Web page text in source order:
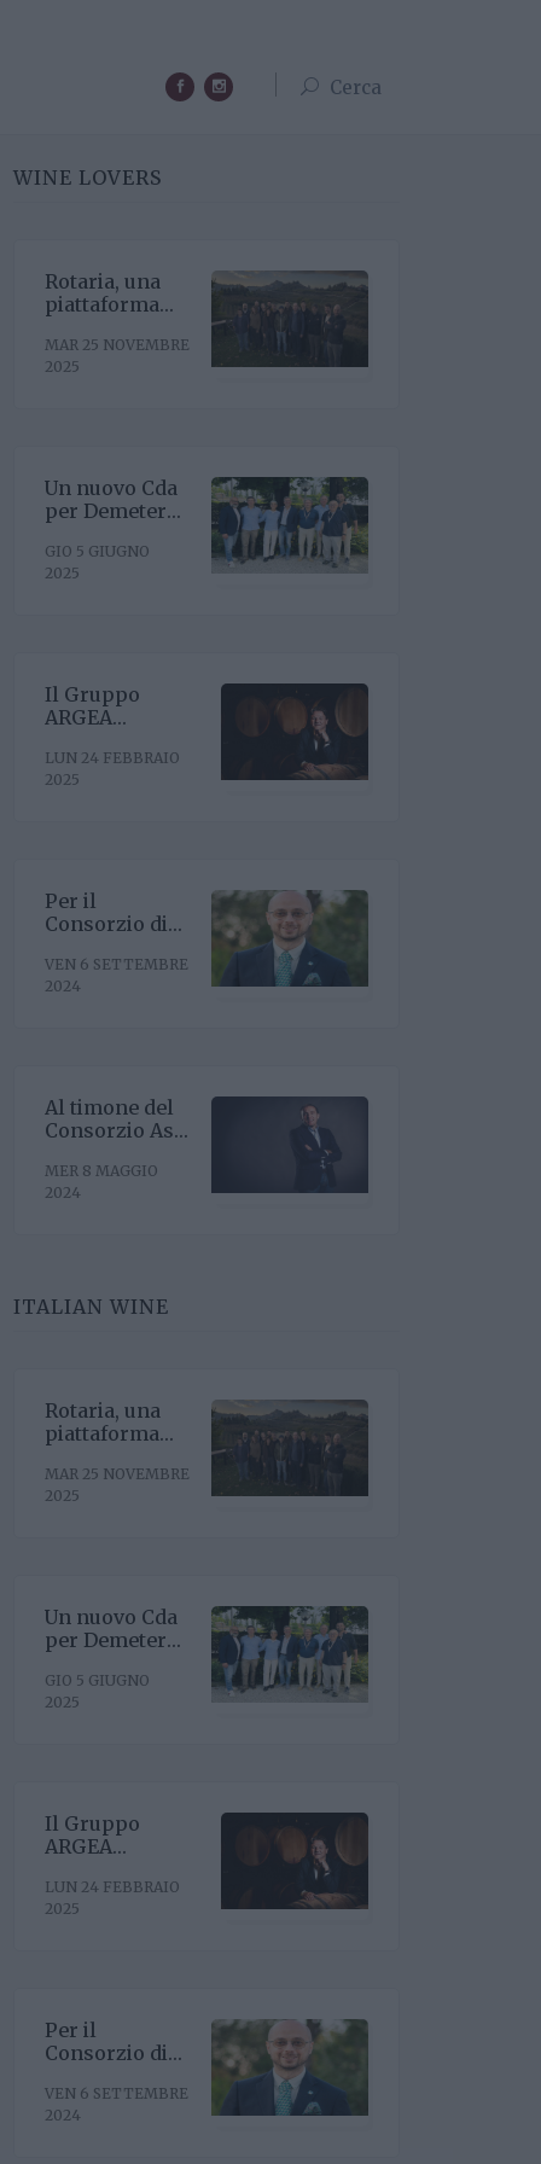
Cerca
WINE LOVERS
Rotaria, una
piattaforma
nel cuore del
Roero
MAR 25 NOVEMBRE
2025
Un nuovo Cda
per Demeter
riconferma del
presidente
GIO 5 GIUGNO
2025
Il Gruppo
ARGEA
WinesU con
l'obiettivo di
LUN 24 FEBBRAIO
2025
Per il
Consorzio di
Oltrepò Pavese
arriva il nuovo
VEN 6 SETTEMBRE
2024
Al timone del
Consorzio Asti
Stefano
Ricagno.
mercato,
MER 8 MAGGIO
2024
ITALIAN WINE
Rotaria, una
piattaforma
nel cuore del
Roero
MAR 25 NOVEMBRE
2025
Un nuovo Cda
per Demeter
riconferma del
presidente
GIO 5 GIUGNO
2025
Il Gruppo
ARGEA
WinesU con
l'obiettivo di
LUN 24 FEBBRAIO
2025
Per il
Consorzio di
Oltrepò Pavese
arriva il nuovo
VEN 6 SETTEMBRE
2024